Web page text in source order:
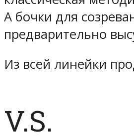
А бочки для
предварительно
Из всей линейки
V.S.